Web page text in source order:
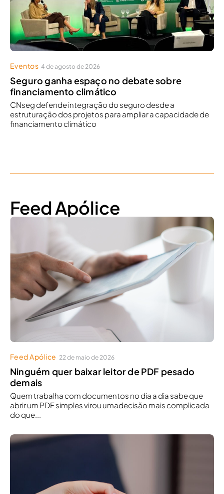
Eventos 4 de agosto de 2026
Seguro ganha espaço no debate sobre
financiamento climático
CNseg defende integração do seguro desde a
estruturação dos projetos para ampliar a capacidade de
financiamento climático
Feed Apólice
Feed Apólice 22 de maio de 2026
Ninguém quer baixar leitor de PDF pesado
demais
Quem trabalha com documentos no dia a dia sabe que
abrir um PDF simples virou umadecisão mais complicada
do que...